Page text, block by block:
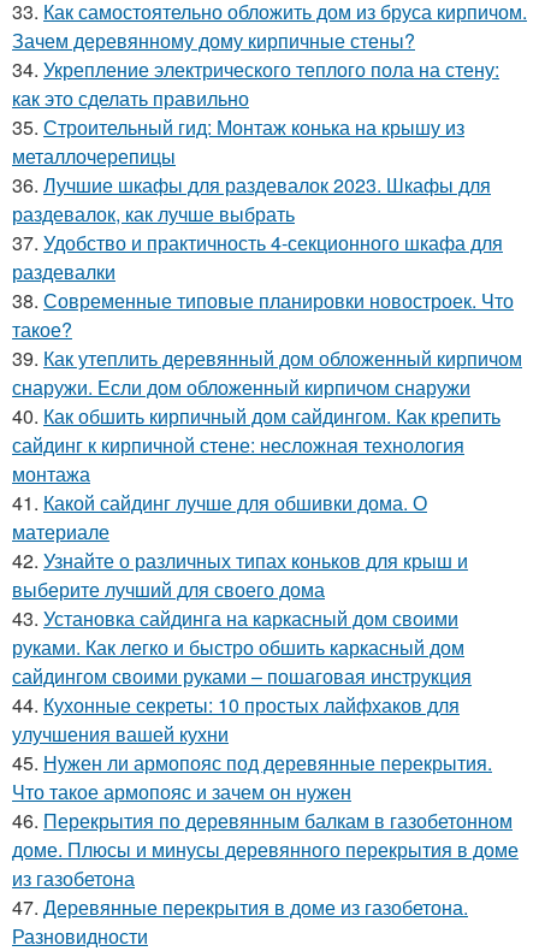
33. Как самостоятельно обложить дом из бруса кирпичом.
Зачем деревянному дому кирпичные стены?
34. Укрепление электрического теплого пола на стену:
как это сделать правильно
35. Строительный гид: Монтаж конька на крышу из
металлочерепицы
36. Лучшие шкафы для раздевалок 2023. Шкафы для
раздевалок, как лучше выбрать
37. Удобство и практичность 4-секционного шкафа для
раздевалки
38. Современные типовые планировки новостроек. Что
такое?
39. Как утеплить деревянный дом обложенный кирпичом
снаружи. Если дом обложенный кирпичом снаружи
40. Как обшить кирпичный дом сайдингом. Как крепить
сайдинг к кирпичной стене: несложная технология
монтажа
41. Какой сайдинг лучше для обшивки дома. О
материале
42. Узнайте о различных типах коньков для крыш и
выберите лучший для своего дома
43. Установка сайдинга на каркасный дом своими
руками. Как легко и быстро обшить каркасный дом
сайдингом своими руками – пошаговая инструкция
44. Кухонные секреты: 10 простых лайфхаков для
улучшения вашей кухни
45. Нужен ли армопояс под деревянные перекрытия.
Что такое армопояс и зачем он нужен
46. Перекрытия по деревянным балкам в газобетонном
доме. Плюсы и минусы деревянного перекрытия в доме
из газобетона
47. Деревянные перекрытия в доме из газобетона.
Разновидности